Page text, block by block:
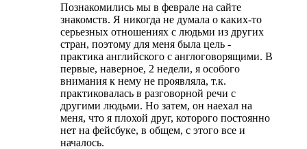
Познакомились мы в феврале на сайте
знакомств. Я никогда не думала о каких-то
серьезных отношениях с людьми из других
стран, поэтому для меня была цель -
практика английского с англоговорящими. В
первые, наверное, 2 недели, я особого
внимания к нему не проявляла, т.к.
практиковалась в разговорной речи с
другими людьми. Но затем, он наехал на
меня, что я плохой друг, которого постоянно
нет на фейсбуке, в общем, с этого все и
началось.